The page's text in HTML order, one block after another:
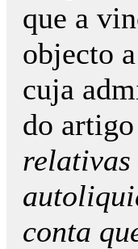
que a
objecto
cuja
do artigo
relativas
conta